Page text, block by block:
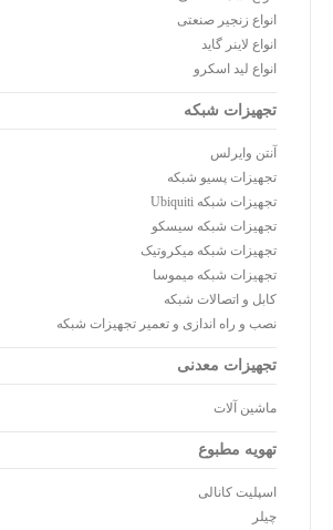
انواع زنجیر صنعتی
انواع لاینر گاید
انواع لید اسکرو
تجهیزات شبکه
آنتن وایرلس
تجهیزات پسیو شبکه
تجهیزات شبکه Ubiquiti
تجهیزات شبکه سیسکو
تجهیزات شبکه میکروتیک
تجهیزات شبکه میموسا
کابل و اتصالات شبکه
نصب و راه اندازی و تعمیر تجهیزات شبکه
تجهیزات معدنی
ماشین آلات
تهویه مطبوع
اسپلیت کانالی
چیلر